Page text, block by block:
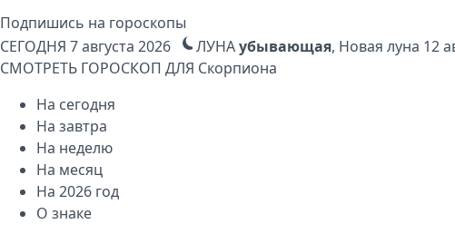
Подпишись на гороскопы
СЕГОДНЯ 7 августа 2026 ЛУНАубывающая, Новая луна 12
СМОТРЕТЬ ГОРОСКОП ДЛЯ Скорпиона
На сегодня
На завтра
На неделю
На месяц
На 2026 год
О знаке